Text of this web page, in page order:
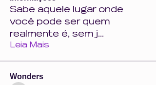
Sabe aquele lugar onde
você pode ser quem
realmente é, sem j...
Leia Mais
Wonders